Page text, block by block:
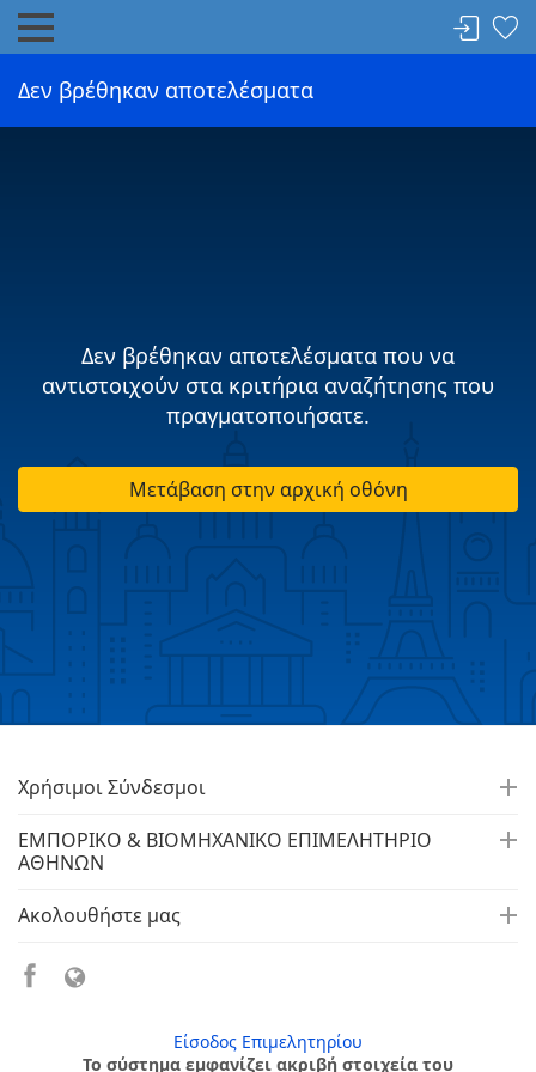
Δεν βρέθηκαν αποτελέσματα
Δεν βρέθηκαν αποτελέσματα που να
αντιστοιχούν στα κριτήρια αναζήτησης που
πραγματοποιήσατε.
Μετάβαση στην αρχική οθόνη
Χρήσιμοι Σύνδεσμοι
ΕΜΠΟΡΙΚΟ & ΒΙΟΜΗΧΑΝΙΚΟ ΕΠΙΜΕΛΗΤΗΡΙΟ
ΑΘΗΝΩΝ
Ακολουθήστε μας
Είσοδος Επιμελητηρίου
Το σύστημα εμφανίζει ακριβή στοιχεία του